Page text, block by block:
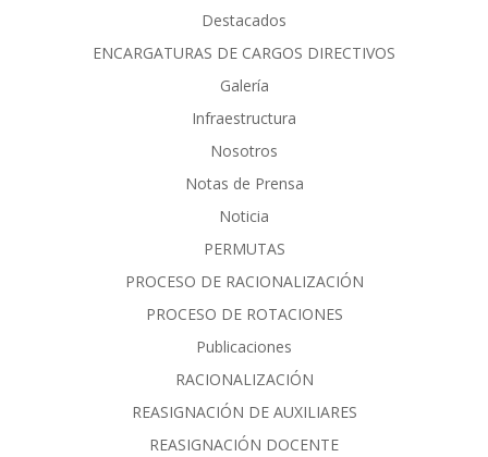
Destacados
ENCARGATURAS DE CARGOS DIRECTIVOS
Galería
Infraestructura
Nosotros
Notas de Prensa
Noticia
PERMUTAS
PROCESO DE RACIONALIZACIÓN
PROCESO DE ROTACIONES
Publicaciones
RACIONALIZACIÓN
REASIGNACIÓN DE AUXILIARES
REASIGNACIÓN DOCENTE